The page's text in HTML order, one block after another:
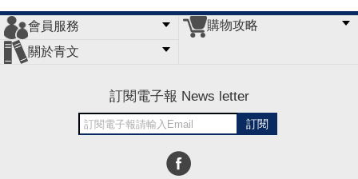
會員服務
會員辦法
客服信箱
隱私條款
網站導覽
購物攻略
關於青文
訂閱電子報 News letter
訂閱